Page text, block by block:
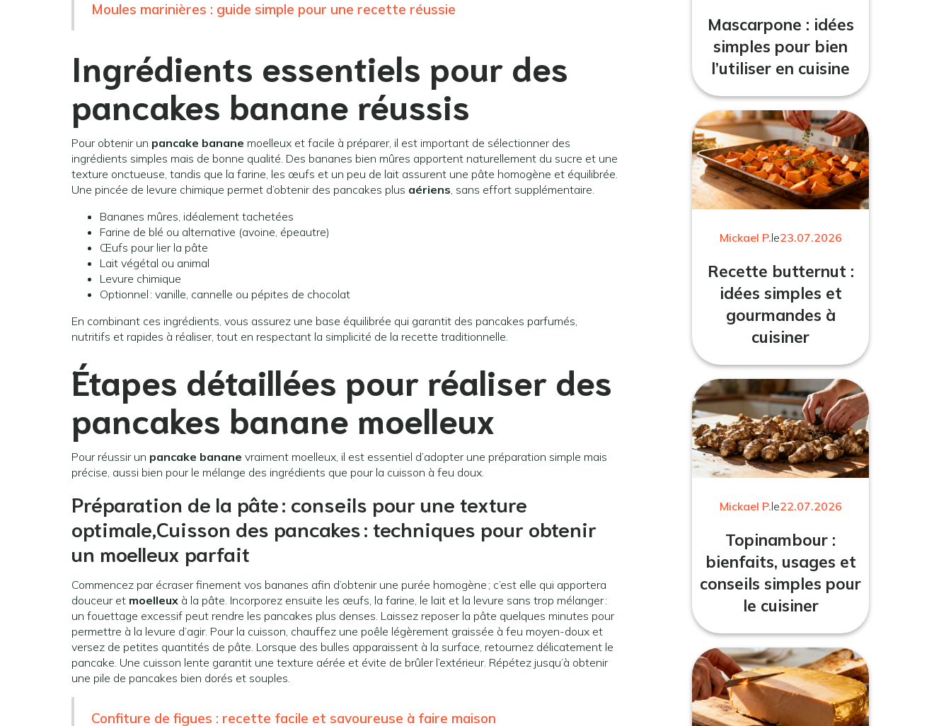
Moules marinières : guide simple pour une recette réussie
Ingrédients essentiels pour des
pancakes banane réussis
Pour obtenir un pancake banane moelleux et facile à préparer, il est important de sélectionner des
ingrédients simples mais de bonne qualité. Des bananes bien mûres apportent naturellement du sucre et une
texture onctueuse, tandis que la farine, les œufs et un peu de lait assurent une pâte homogène et équilibrée.
Une pincée de levure chimique permet d’obtenir des pancakes plus aériens, sans effort supplémentaire.
Bananes mûres, idéalement tachetées
Farine de blé ou alternative (avoine, épeautre)
Œufs pour lier la pâte
Lait végétal ou animal
Levure chimique
Optionnel : vanille, cannelle ou pépites de chocolat
En combinant ces ingrédients, vous assurez une base équilibrée qui garantit des pancakes parfumés,
nutritifs et rapides à réaliser, tout en respectant la simplicité de la recette traditionnelle.
Étapes détaillées pour réaliser des
pancakes banane moelleux
Pour réussir un pancake banane vraiment moelleux, il est essentiel d’adopter une préparation simple mais
précise, aussi bien pour le mélange des ingrédients que pour la cuisson à feu doux.
Préparation de la pâte : conseils pour une texture
optimale,Cuisson des pancakes : techniques pour obtenir
un moelleux parfait
Commencez par écraser finement vos bananes afin d’obtenir une purée homogène ; c’est elle qui apportera
douceur et moelleux à la pâte. Incorporez ensuite les œufs, la farine, le lait et la levure sans trop mélanger :
un fouettage excessif peut rendre les pancakes plus denses. Laissez reposer la pâte quelques minutes pour
permettre à la levure d’agir. Pour la cuisson, chauffez une poêle légèrement graissée à feu moyen-doux et
versez de petites quantités de pâte. Lorsque des bulles apparaissent à la surface, retournez délicatement le
pancake. Une cuisson lente garantit une texture aérée et évite de brûler l’extérieur. Répétez jusqu’à obtenir
une pile de pancakes bien dorés et souples.
Confiture de figues : recette facile et savoureuse à faire maison
Mascarpone : idées
simples pour bien
l’utiliser en cuisine
Mickael P.le23.07.2026
Recette butternut :
idées simples et
gourmandes à
cuisiner
Mickael P.le22.07.2026
Topinambour :
bienfaits, usages et
conseils simples pour
le cuisiner